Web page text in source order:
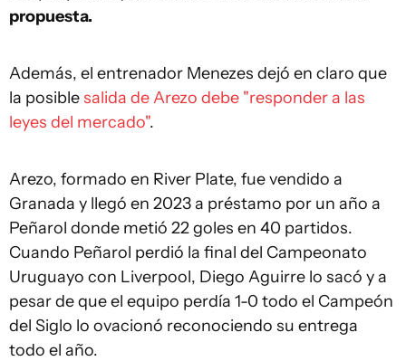
propuesta.
Además, el entrenador Menezes dejó en claro que
la posiblesalida de Arezo debe "responder a las
leyes del mercado".
Arezo, formado en River Plate, fue vendido a
Granada y llegó en 2023 a préstamo por un año a
Peñarol donde metió 22 goles en 40 partidos.
Cuando Peñarol perdió la final del Campeonato
Uruguayo con Liverpool, Diego Aguirre lo sacó y a
pesar de que el equipo perdía 1-0 todo el Campeón
del Siglo lo ovacionó reconociendo su entrega
todo el año.